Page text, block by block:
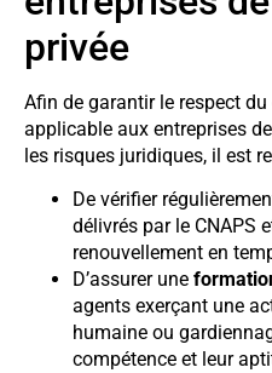
privée
Afin de garantir le respect
applicable aux entreprises
les risques juridiques, il est
De vérifier
délivrés par le CNAPS
renouvellement en
D’assurer une
agents exerçant une
humaine ou
compétence et leur